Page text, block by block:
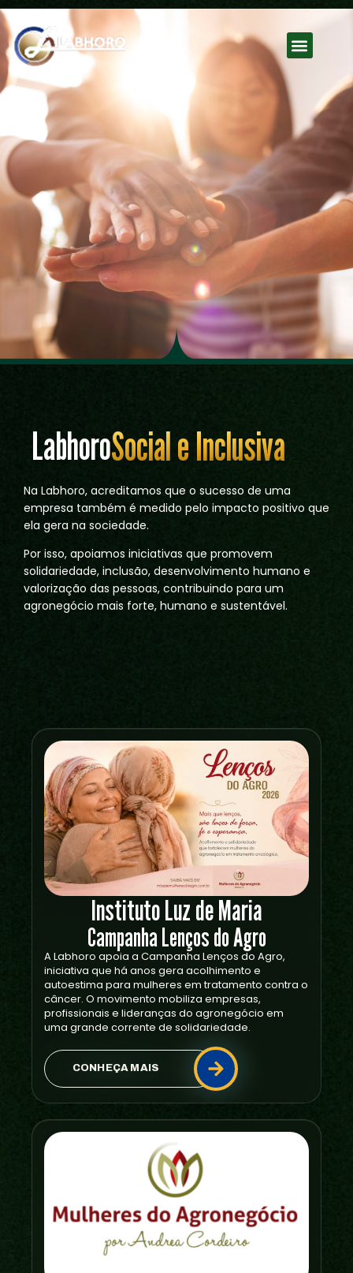
LabhoroSocial e Inclusiva
Na Labhoro, acreditamos que o sucesso de uma
empresa também é medido pelo impacto positivo que
ela gera na sociedade.
Por isso, apoiamos iniciativas que promovem
solidariedade, inclusão, desenvolvimento humano e
valorização das pessoas, contribuindo para um
agronegócio mais forte, humano e sustentável.
Instituto Luz de Maria
Campanha Lenços do Agro
A Labhoro apoia a Campanha Lenços do Agro,
iniciativa que há anos gera acolhimento e
autoestima para mulheres em tratamento contra o
câncer. O movimento mobiliza empresas,
profissionais e lideranças do agronegócio em
uma grande corrente de solidariedade.
CONHEÇA MAIS